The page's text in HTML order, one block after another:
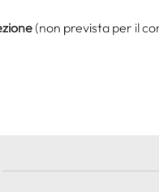
(non prevista per il